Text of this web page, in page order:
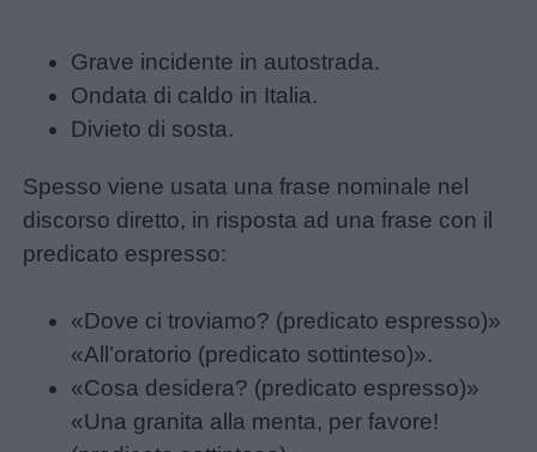
aforismi
Buongiorno
Buonanotte
Auguri
Educazione
positiva
Grave incidente in autostrada.
Ondata di caldo in Italia.
Divieto di sosta.
Spesso viene usata una frase nominale nel
discorso diretto, in risposta ad una frase con il
predicato espresso:
«Dove ci troviamo? (predicato espresso)»
«All’oratorio (predicato sottinteso)».
«Cosa desidera? (predicato espresso)»
«Una granita alla menta, per favore!